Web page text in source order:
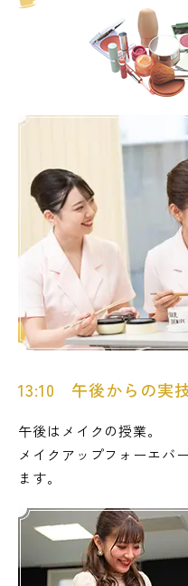
13:10 午後からの実
午後はメイクの授業。
メイクアップフォーエバ
ます。